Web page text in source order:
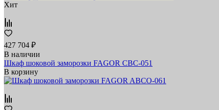
Хит
427 704 ₽
В наличии
Шкаф шоковой заморозки FAGOR CBC-051
В корзину